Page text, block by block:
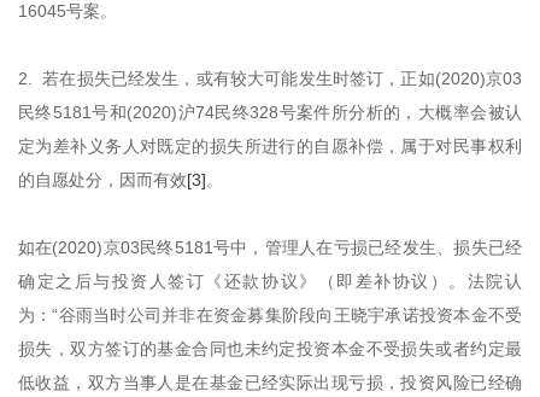
16045号案。
2. 若在损失已经发生，或有较大可能发生时签订，正如(2020)京03
民终5181号和(2020)沪74民终328号案件所分析的，大概率会被认
定为差补义务人对既定的损失所进行的自愿补偿，属于对民事权利
的自愿处分，因而有效[3]。
如在(2020)京03民终5181号中，管理人在亏损已经发生、损失已经
确定之后与投资人签订《还款协议》（即差补协议）。法院认
为：“谷雨当时公司并非在资金募集阶段向王晓宇承诺投资本金不受
损失，双方签订的基金合同也未约定投资本金不受损失或者约定最
低收益，双方当事人是在基金已经实际出现亏损，投资风险已经确